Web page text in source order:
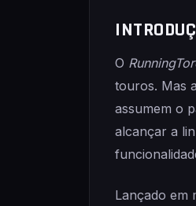
O
touros. Mas
assumem o
alcançar a
Lançado em